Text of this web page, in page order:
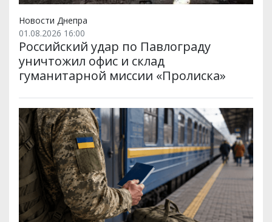
Новости Днепра
01.08.2026 16:00
Российский удар по Павлограду
уничтожил офис и склад
гуманитарной миссии «Пролиска»